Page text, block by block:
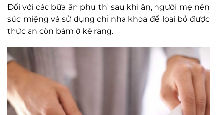
Đối với các bữa ăn phụ thì sau khi ăn, người mẹ nên
súc miệng và sử dụng chỉ nha khoa để loại bỏ được
thức ăn còn bám ở kẽ răng.